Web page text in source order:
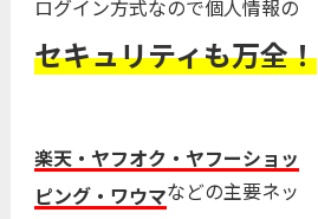
ログイン方式なので個人情報の
セキュリティも万全！
楽天・ヤフオク・ヤフーショッ
ピング・ワウマなどの主要ネッ